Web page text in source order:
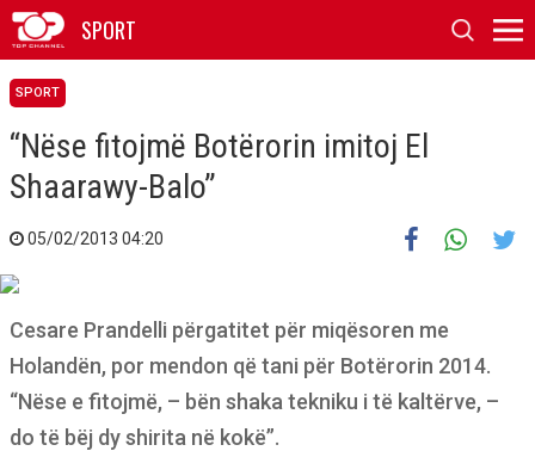
SPORT
SPORT
“Nëse fitojmë Botërorin imitoj El
Shaarawy-Balo”
05/02/2013 04:20
Cesare Prandelli përgatitet për miqësoren me
Holandën, por mendon që tani për Botërorin 2014.
“Nëse e fitojmë, – bën shaka tekniku i të kaltërve, –
do të bëj dy shirita në kokë”.